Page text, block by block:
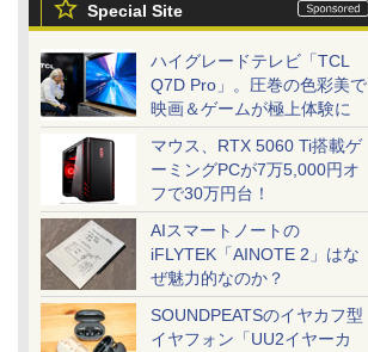
Special Site
ハイグレードテレビ「TCL
Q7D Pro」。圧巻の色彩美で
映画＆ゲームが極上体験に
マウス、RTX 5060 Ti搭載ゲ
ーミングPCが7万5,000円オ
フで30万円台！
AIスマートノートの
iFLYTEK「AINOTE 2」はな
ぜ魅力的なのか？
SOUNDPEATSのイヤカフ型
イヤフォン「UU2イヤーカ